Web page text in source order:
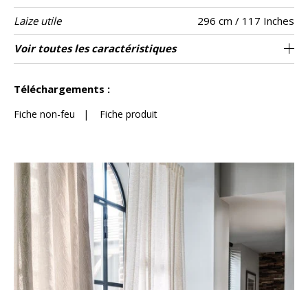
Laize utile
296 cm / 117 Inches
Rétrécissement
<1%
Raccord Raccord droit
Test
Martindale
-
Sens De large
Poids g/m² 105
Usage
Entretien
Pays d'origine Turquie
Rapport
Horizontal
74 cm / 29 Inches
Rapport
Vertical
100 cm / 39 Inches
Voir toutes les caractéristiques
Téléchargements :
Fiche non-feu | Fiche produit